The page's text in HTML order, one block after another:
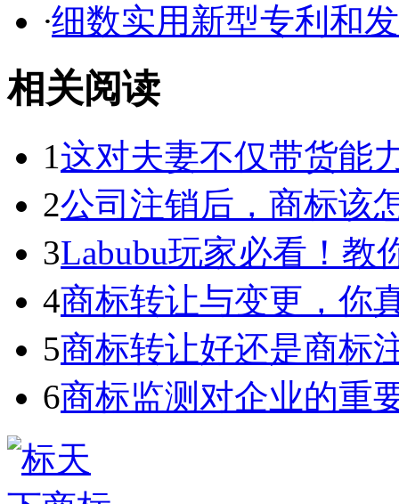
·细数实用新型专利和
相关阅读
1这对夫妻不仅带货能
2公司注销后，商标该
3Labubu玩家必看！教
4商标转让与变更，你
5商标转让好还是商标
6商标监测对企业的重